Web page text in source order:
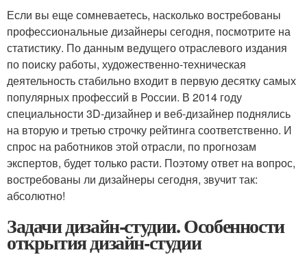
Если вы еще сомневаетесь, насколько востребованы
профессиональные дизайнеры сегодня, посмотрите на
статистику. По данным ведущего отраслевого издания
по поиску работы, художественно-техническая
деятельность стабильно входит в первую десятку самых
популярных профессий в России. В 2014 году
специальности 3D-дизайнер и веб-дизайнер поднялись
на вторую и третью строчку рейтинга соответственно. И
спрос на работников этой отрасли, по прогнозам
экспертов, будет только расти. Поэтому ответ на вопрос,
востребованы ли дизайнеры сегодня, звучит так:
абсолютно!
Задачи дизайн-студии. Особенности
открытия дизайн-студии